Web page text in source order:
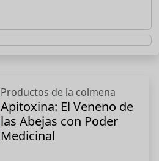
Productos de la colmena
Apitoxina: El Veneno de
las Abejas con Poder
Medicinal